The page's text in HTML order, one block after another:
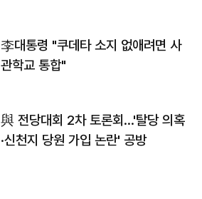
李대통령 "쿠데타 소지 없애려면 사
관학교 통합"
與 전당대회 2차 토론회…'탈당 의혹
·신천지 당원 가입 논란' 공방